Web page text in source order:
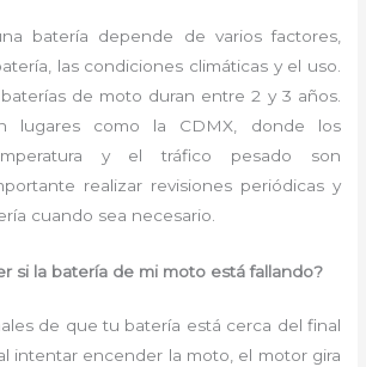
batería depende de varios factores,
las condiciones climáticas y el uso.
de moto duran entre 2 y 3 años.
lugares como la CDMX, donde los
y el tráfico pesado son
realizar revisiones periódicas y
cuando sea necesario.
si la batería de mi moto está fallando?
de que tu batería está cerca del final
intentar encender la moto, el motor gira